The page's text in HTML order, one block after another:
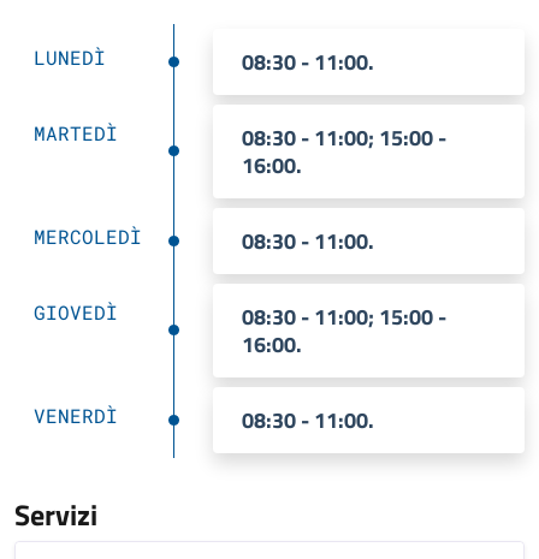
LUNEDÌ 08:30 - 11:00.
MARTEDÌ
08:30 - 11:00; 15:00 -
16:00.
MERCOLEDÌ 08:30 - 11:00.
GIOVEDÌ
08:30 - 11:00; 15:00 -
16:00.
VENERDÌ 08:30 - 11:00.
Servizi